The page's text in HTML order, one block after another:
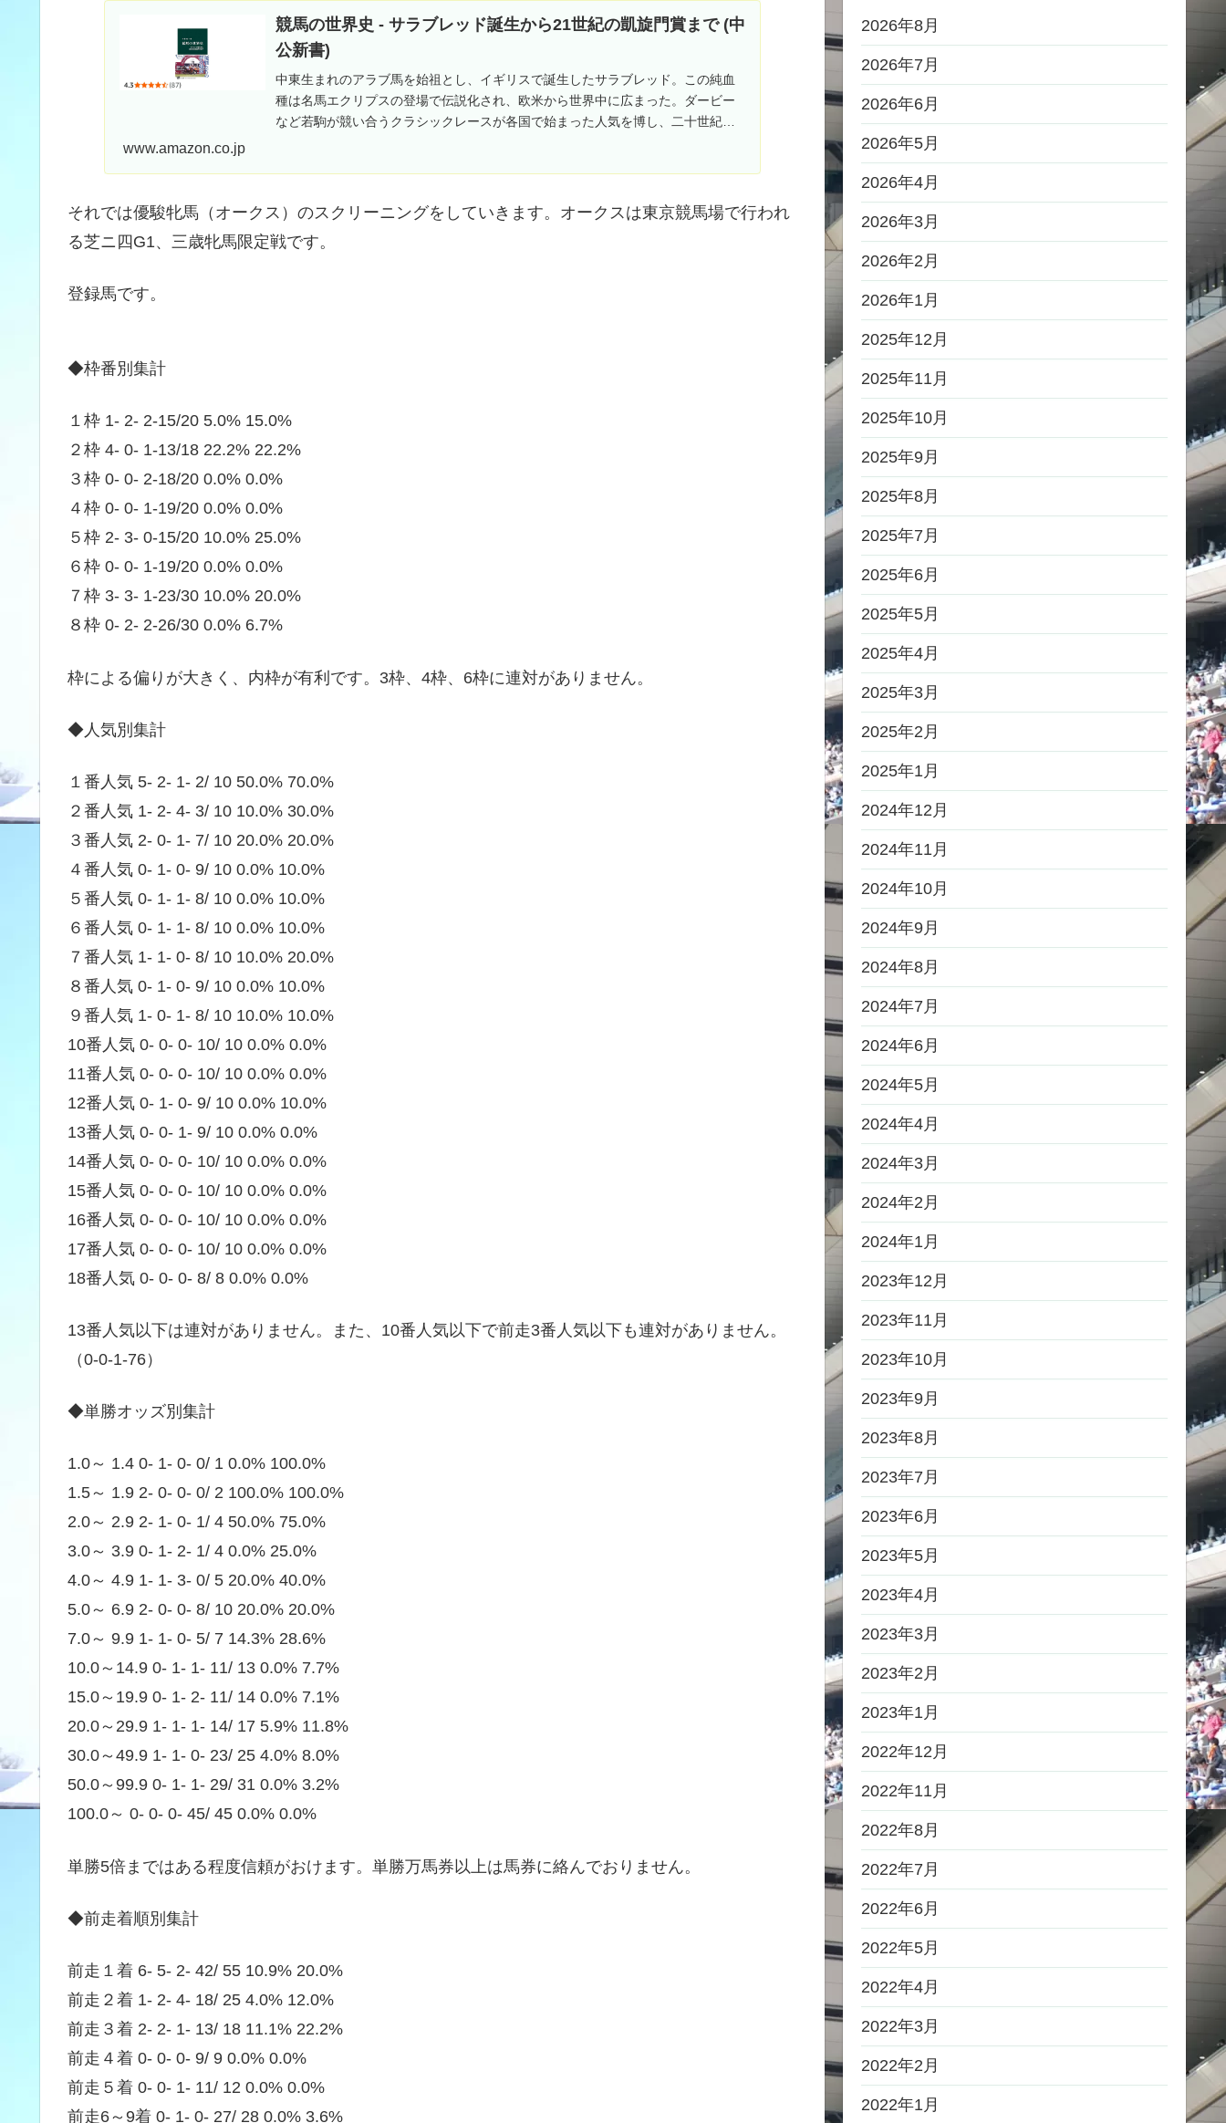
競馬の世界史 - サラブレッド誕生から21世紀の凱旋門賞まで (中
公新書)
中東生まれのアラブ馬を始祖とし、イギリスで誕生したサラブレッド。この純血
種は名馬エクリプスの登場で伝説化され、欧米から世界中に広まった。ダービー
など若駒が競い合うクラシックレースが各国で始まった人気を博し、二十世紀以
www.amazon.co.jp
それでは優駿牝馬（オークス）のスクリーニングをしていきます。オークスは東京競馬場で行われ
る芝ニ四G1、三歳牝馬限定戦です。
登録馬です。
◆枠番別集計
１枠 1- 2- 2-15/20 5.0% 15.0%
２枠 4- 0- 1-13/18 22.2% 22.2%
３枠 0- 0- 2-18/20 0.0% 0.0%
４枠 0- 0- 1-19/20 0.0% 0.0%
５枠 2- 3- 0-15/20 10.0% 25.0%
６枠 0- 0- 1-19/20 0.0% 0.0%
７枠 3- 3- 1-23/30 10.0% 20.0%
８枠 0- 2- 2-26/30 0.0% 6.7%
枠による偏りが大きく、内枠が有利です。3枠、4枠、6枠に連対がありません。
◆人気別集計
１番人気 5- 2- 1- 2/ 10 50.0% 70.0%
２番人気 1- 2- 4- 3/ 10 10.0% 30.0%
３番人気 2- 0- 1- 7/ 10 20.0% 20.0%
４番人気 0- 1- 0- 9/ 10 0.0% 10.0%
５番人気 0- 1- 1- 8/ 10 0.0% 10.0%
６番人気 0- 1- 1- 8/ 10 0.0% 10.0%
７番人気 1- 1- 0- 8/ 10 10.0% 20.0%
８番人気 0- 1- 0- 9/ 10 0.0% 10.0%
９番人気 1- 0- 1- 8/ 10 10.0% 10.0%
10番人気 0- 0- 0- 10/ 10 0.0% 0.0%
11番人気 0- 0- 0- 10/ 10 0.0% 0.0%
12番人気 0- 1- 0- 9/ 10 0.0% 10.0%
13番人気 0- 0- 1- 9/ 10 0.0% 0.0%
14番人気 0- 0- 0- 10/ 10 0.0% 0.0%
15番人気 0- 0- 0- 10/ 10 0.0% 0.0%
16番人気 0- 0- 0- 10/ 10 0.0% 0.0%
17番人気 0- 0- 0- 10/ 10 0.0% 0.0%
18番人気 0- 0- 0- 8/ 8 0.0% 0.0%
13番人気以下は連対がありません。また、10番人気以下で前走3番人気以下も連対がありません。
（0-0-1-76）
◆単勝オッズ別集計
1.0～ 1.4 0- 1- 0- 0/ 1 0.0% 100.0%
1.5～ 1.9 2- 0- 0- 0/ 2 100.0% 100.0%
2.0～ 2.9 2- 1- 0- 1/ 4 50.0% 75.0%
3.0～ 3.9 0- 1- 2- 1/ 4 0.0% 25.0%
4.0～ 4.9 1- 1- 3- 0/ 5 20.0% 40.0%
5.0～ 6.9 2- 0- 0- 8/ 10 20.0% 20.0%
7.0～ 9.9 1- 1- 0- 5/ 7 14.3% 28.6%
10.0～14.9 0- 1- 1- 11/ 13 0.0% 7.7%
15.0～19.9 0- 1- 2- 11/ 14 0.0% 7.1%
20.0～29.9 1- 1- 1- 14/ 17 5.9% 11.8%
30.0～49.9 1- 1- 0- 23/ 25 4.0% 8.0%
50.0～99.9 0- 1- 1- 29/ 31 0.0% 3.2%
100.0～ 0- 0- 0- 45/ 45 0.0% 0.0%
単勝5倍まではある程度信頼がおけます。単勝万馬券以上は馬券に絡んでおりません。
◆前走着順別集計
前走１着 6- 5- 2- 42/ 55 10.9% 20.0%
前走２着 1- 2- 4- 18/ 25 4.0% 12.0%
前走３着 2- 2- 1- 13/ 18 11.1% 22.2%
前走４着 0- 0- 0- 9/ 9 0.0% 0.0%
前走５着 0- 0- 1- 11/ 12 0.0% 0.0%
前走6～9着 0- 1- 0- 27/ 28 0.0% 3.6%
2026年8月
2026年7月
2026年6月
2026年5月
2026年4月
2026年3月
2026年2月
2026年1月
2025年12月
2025年11月
2025年10月
2025年9月
2025年8月
2025年7月
2025年6月
2025年5月
2025年4月
2025年3月
2025年2月
2025年1月
2024年12月
2024年11月
2024年10月
2024年9月
2024年8月
2024年7月
2024年6月
2024年5月
2024年4月
2024年3月
2024年2月
2024年1月
2023年12月
2023年11月
2023年10月
2023年9月
2023年8月
2023年7月
2023年6月
2023年5月
2023年4月
2023年3月
2023年2月
2023年1月
2022年12月
2022年11月
2022年8月
2022年7月
2022年6月
2022年5月
2022年4月
2022年3月
2022年2月
2022年1月